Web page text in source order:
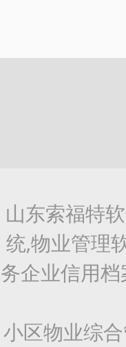
山东索福特
统,物业管理
务企业信用
小区物业综